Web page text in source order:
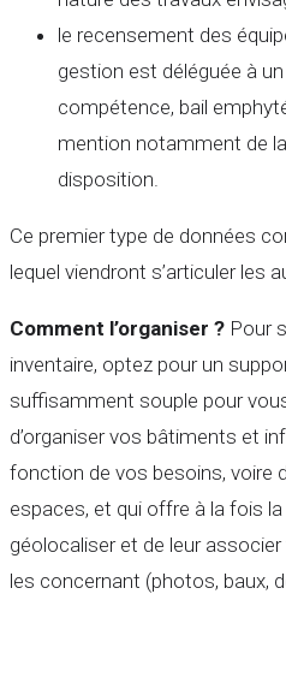
le recensement des
gestion est déléguée à
compétence, bail
mention notamment de
disposition.
Ce premier type de données
lequel viendront s’articuler les
Comment l’organiser ? Pour
inventaire, optez pour un
suffisamment souple pour
d’organiser vos bâtiments et
fonction de vos besoins, voire
espaces, et qui offre à la fois
géolocaliser et de leur
les concernant (photos, baux,